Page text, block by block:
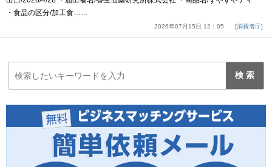
・食品の区分/加工食……
2026年07月15日 12：05 消費者庁